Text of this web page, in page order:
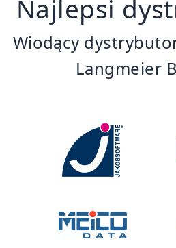
Najlepsi
Wiodący
Langmeier